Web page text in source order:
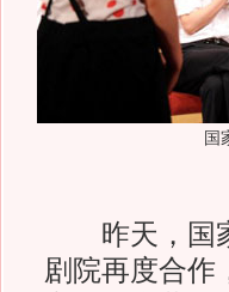
国
昨天，国家
剧院再度合作